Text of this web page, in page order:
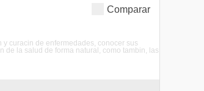
Comparar
curacin de enfermedades, conocer sus
de la salud de forma natural, como tambin, las